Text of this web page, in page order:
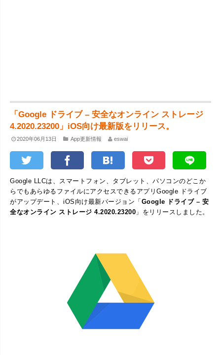
「Google ドライブ – 安全なオンライン ストレージ
4.2020.23200」iOS向け最新版をリリース。
2020年06月13日 App更新情報 eswai
Google LLCは、スマートフォン、タブレット、パソコンのどこか
らでもあらゆるファイルにアクセスできるアプリGoogle ドライブ
がアップデート、iOS向け最新バージョン「Google ドライブ – 安
全なオンライン ストレージ 4.2020.23200 」をリリースしました。